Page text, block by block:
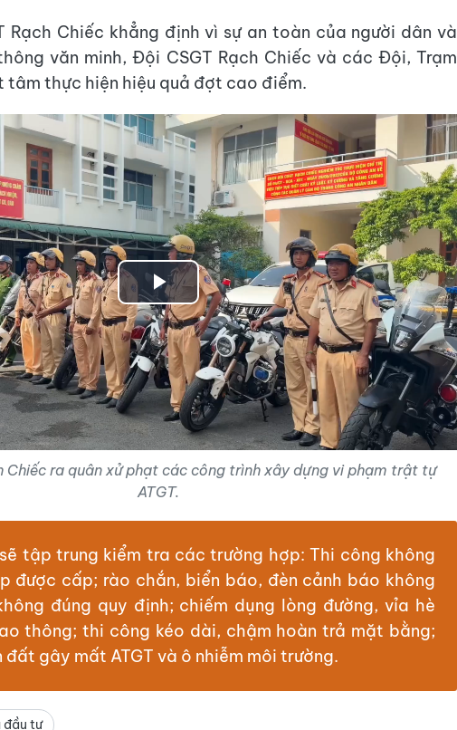
Rạch Chiếc khẳng định vì sự an toàn của người dân và
văn minh, Đội CSGT Rạch Chiếc và các Đội, Trạm
tâm thực hiện hiệu quả đợt cao điểm.
Play
Video
Chiếc ra quân xử phạt các công trình xây dựng vi phạm trật tự
ATGT.
tập trung kiểm tra các trường hợp: Thi công không
được cấp; rào chắn, biển báo, đèn cảnh báo không
đúng quy định; chiếm dụng lòng đường, vỉa hè
thông; thi công kéo dài, chậm hoàn trả mặt bằng;
đất gây mất ATGT và ô nhiễm môi trường.
tư